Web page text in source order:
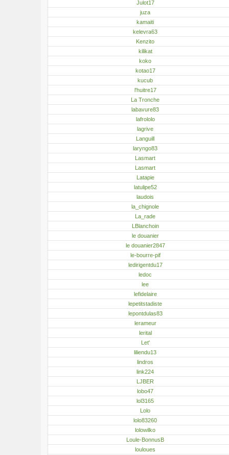
Julot17
juza
kamaiti
kelevra63
Kenzito
kilikat
koko
kotao17
kucub
l'huitre17
La Tronche
labavure83
lafrololo
lagrive
Languill
laryngo83
Lasmart
Lasmart
Latapie
latulipe52
laudois
la_chignole
La_rade
LBlanchoin
le douanier
le douanier2847
le-bourre-pif
ledirigentdu17
ledoc
lee
lefidelaire
lepetitstadiste
lepontdulas83
lerameur
lerital
Let'
liliendu13
lindros
link224
LJBER
lobo47
lol3165
Lolo
lolo83260
lolowilko
Loule-BonnusB
louloues